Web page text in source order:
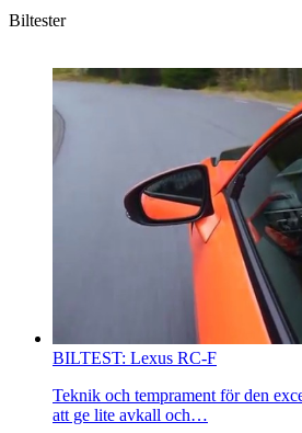
Biltester
BILTEST: Lexus RC-F
Teknik och temprament för den
att ge lite avkall och…